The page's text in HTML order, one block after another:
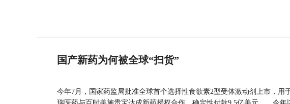
国产新药为何被全球“扫货”
今年7月，国家药监局批准全球首个选择性食欲素2型受体激动剂上市，用